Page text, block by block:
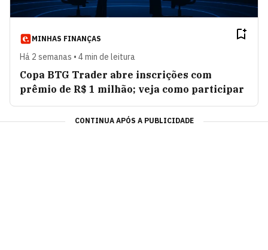
MINHAS FINANÇAS
Há 2 semanas • 4 min de leitura
Copa BTG Trader abre inscrições com
prêmio de R$ 1 milhão; veja como participar
CONTINUA APÓS A PUBLICIDADE